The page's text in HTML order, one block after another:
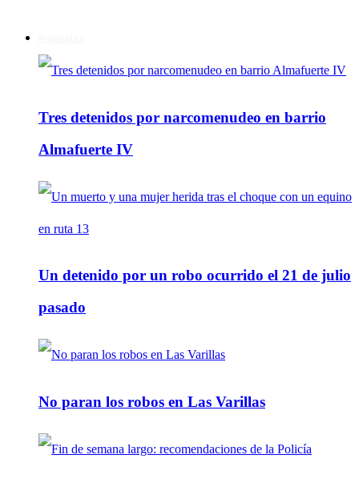
Tres detenidos por narcomenudeo en barrio
Almafuerte IV
Un detenido por un robo ocurrido el 21 de julio
pasado
No paran los robos en Las Varillas